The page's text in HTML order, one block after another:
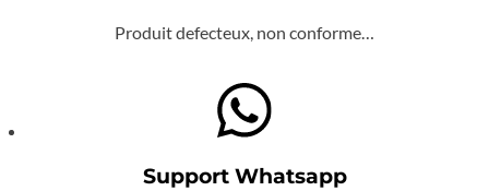
Produit defecteux, non conforme…
Support Whatsapp